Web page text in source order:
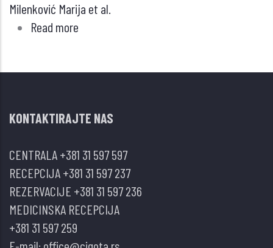
Milenković Marija et al.
Read more
COVID
–
aktuelna
saznanja
i
KONTAKTIRAJTE NAS
CENTRALA+381 31 597 597
RECEPCIJA+381 31 597 237
REZERVACIJE +381 31 597 236
MEDICINSKA RECEPCIJA
+381 31 597 259